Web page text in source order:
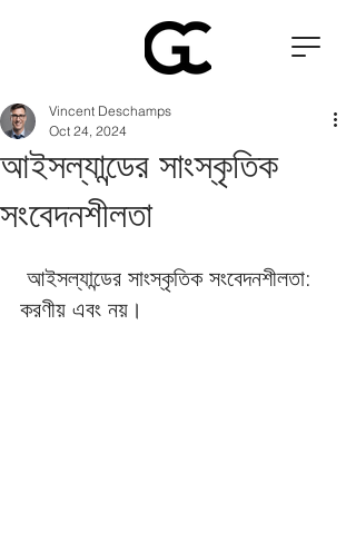
আইসল্যান্ডের সাংস্কৃতিক
সংবেদনশীলতা
Vincent Deschamps
Oct 24, 2024
করণীয় এবং নয়।